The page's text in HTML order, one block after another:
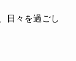
日々を過ごし